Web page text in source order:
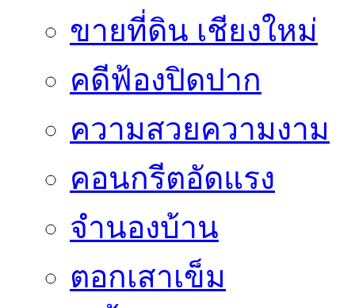
ขายที่ดิน เชียงใหม่
คดีฟ้องปิดปาก
ความสวยความงาม
คอนกรีตอัดแรง
จำนองบ้าน
ตอกเสาเข็ม